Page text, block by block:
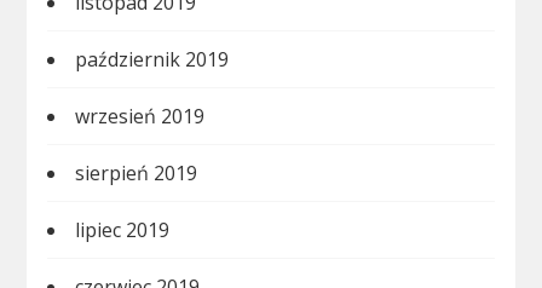
październik 2019
wrzesień 2019
sierpień 2019
lipiec 2019